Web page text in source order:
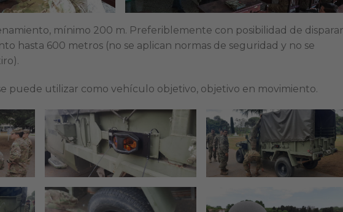
mínimo 200 m. Preferiblemente con posibilidad de
hasta 600 metros (no se aplican normas de seguridad y no se
puede utilizar como vehículo objetivo, objetivo en movimiento.